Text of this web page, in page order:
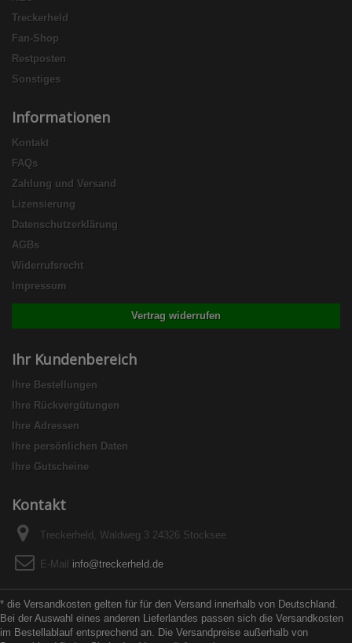
Treckerheld
Fan-Shop
Restposten
Sonstiges
Informationen
Kontakt
FAQs
Zahlung und Versand
Lizensierung
Datenschutzerklärung
AGBs
Widerrufsrecht
Impressum
Vertrag widerrufen
Ihr Kundenbereich
Ihre Bestellungen
Ihre Rückvergütungen
Ihre Adressen
Ihre persönlichen Daten
Ihre Gutscheine
Kontakt
Treckerheld, Waldweg 3 24326 Stocksee
E-Mail info@treckerheld.de
* die Versandkosten gelten für für den Versand innerhalb von Deutschland.
Bei der Auswahl eines anderen Lieferlandes passen sich die Versandkosten
im Bestellablauf entsprechend an. Die Versandpreise außerhalb von